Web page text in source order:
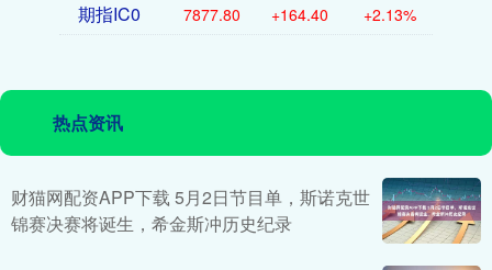
期指IC0 7877.80 +164.40 +2.13%
热点资讯
财猫网配资APP下载 5月2日节目单，斯诺克世
锦赛决赛将诞生，希金斯冲历史纪录